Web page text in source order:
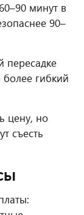
60–90 минут в
90–
пересадке
более гибкий
цену, но
съесть